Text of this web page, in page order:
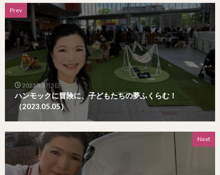
Prev
2023年5月5日
ハンモックに冒険に、子どもたちの夢ふくらむ！
（2023.05.05）
Next